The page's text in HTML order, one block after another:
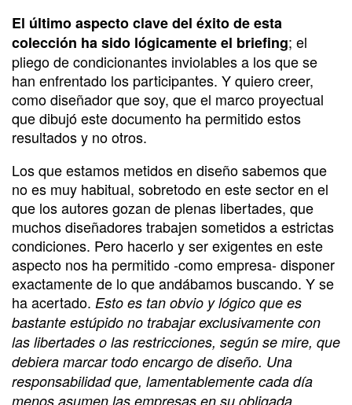
El último aspecto clave del éxito de esta
colección ha sido lógicamente el briefing; el
pliego de condicionantes inviolables a los que se
han enfrentado los participantes. Y quiero creer,
como diseñador que soy, que el marco proyectual
que dibujó este documento ha permitido estos
resultados y no otros.
Los que estamos metidos en diseño sabemos que
no es muy habitual, sobretodo en este sector en el
que los autores gozan de plenas libertades, que
muchos diseñadores trabajen sometidos a estrictas
condiciones. Pero hacerlo y ser exigentes en este
aspecto nos ha permitido -como empresa- disponer
exactamente de lo que andábamos buscando. Y se
ha acertado. Esto es tan obvio y lógico que es
bastante estúpido no trabajar exclusivamente con
las libertades o las restricciones, según se mire, que
debiera marcar todo encargo de diseño. Una
responsabilidad que, lamentablemente cada día
menos asumen las empresas en su obligada